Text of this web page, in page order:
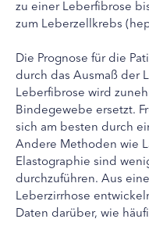
zu einer Leberfibrose
zum Leberzellkrebs
Die Prognose für die
durch das Ausmaß der
Leberfibrose wird
Bindegewebe ersetzt.
sich am besten durch
Andere Methoden wie
Elastographie sind
durchzuführen. Aus
Leberzirrhose
Daten darüber, wie